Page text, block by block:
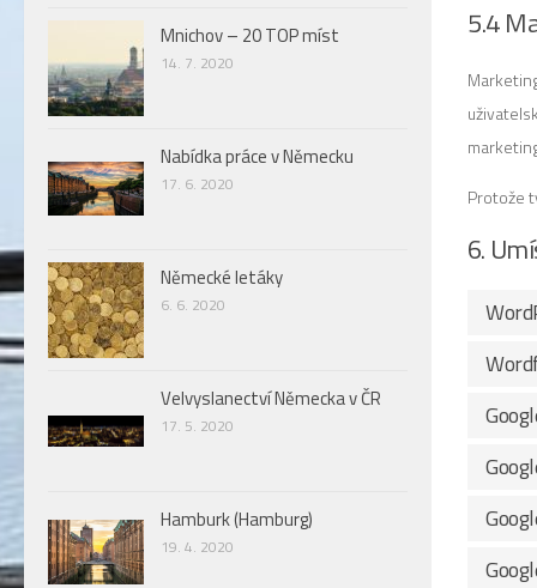
5.4
Protože
6.
Mnichov – 20 TOP míst
14. 7. 2020
Nabídka práce v Německu
17. 6. 2020
Německé letáky
6. 6. 2020
Velvyslanectví Německa v ČR
17. 5. 2020
Hamburk (Hamburg)
19. 4. 2020